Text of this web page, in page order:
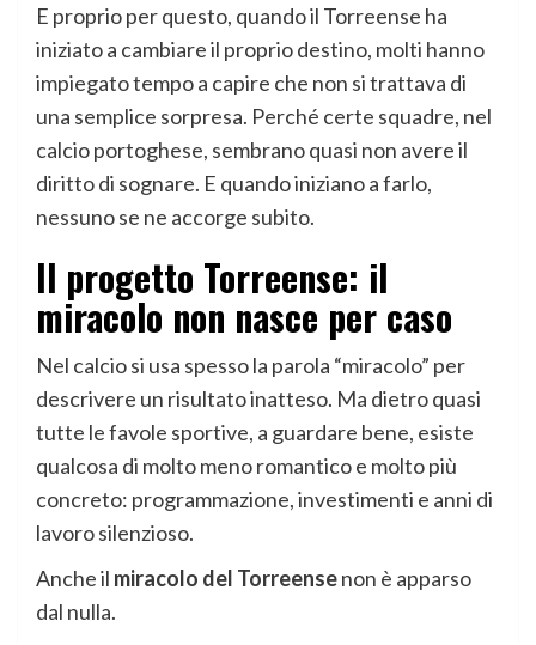
E proprio per questo, quando il Torreense ha
iniziato a cambiare il proprio destino, molti hanno
impiegato tempo a capire che non si trattava di
una semplice sorpresa. Perché certe squadre, nel
calcio portoghese, sembrano quasi non avere il
diritto di sognare. E quando iniziano a farlo,
nessuno se ne accorge subito.
Il progetto Torreense: il
miracolo non nasce per caso
Nel calcio si usa spesso la parola “miracolo” per
descrivere un risultato inatteso. Ma dietro quasi
tutte le favole sportive, a guardare bene, esiste
qualcosa di molto meno romantico e molto più
concreto: programmazione, investimenti e anni di
lavoro silenzioso.
Anche il miracolo del Torreensenon è apparso
dal nulla.